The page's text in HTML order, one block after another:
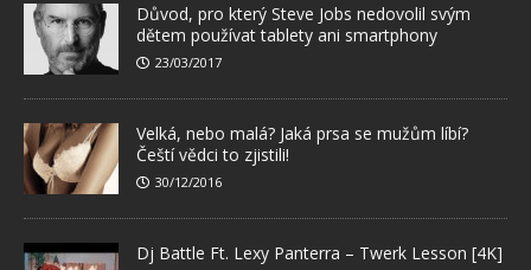
Důvod, pro který Steve Jobs nedovolil svým
dětem používat tablety ani smartphony
23/03/2017
Velká, nebo malá? Jaká prsa se mužům líbí?
Čeští vědci to zjistili!
30/12/2016
Dj Battle Ft. Lexy Panterra – Twerk Lesson [4K]